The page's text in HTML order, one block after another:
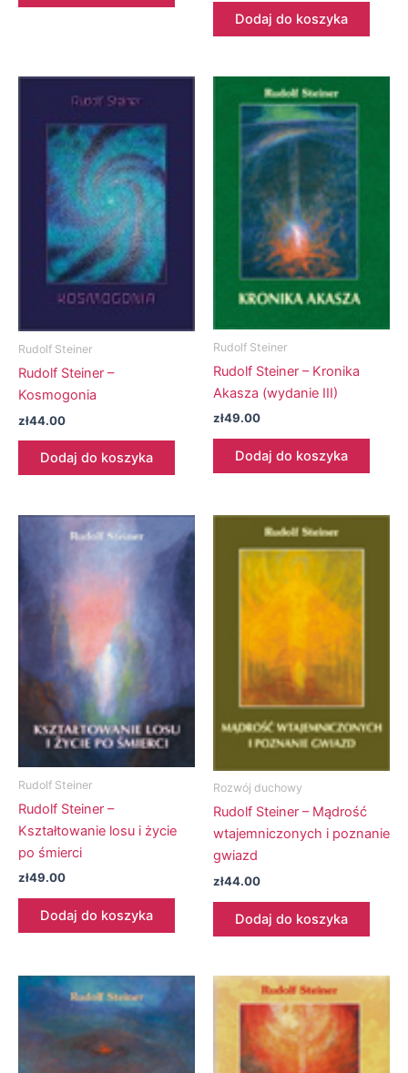
Dodaj do koszyka
Rudolf Steiner
Rudolf Steiner –
Kosmogonia
zł44.00
Dodaj do koszyka
Rudolf Steiner
Rudolf Steiner – Kronika
Akasza (wydanie III)
zł49.00
Dodaj do koszyka
Rudolf Steiner
Rudolf Steiner –
Kształtowanie losu i życie
po śmierci
zł49.00
Dodaj do koszyka
Rozwój duchowy
Rudolf Steiner – Mądrość
wtajemniczonych i poznanie
gwiazd
zł44.00
Dodaj do koszyka